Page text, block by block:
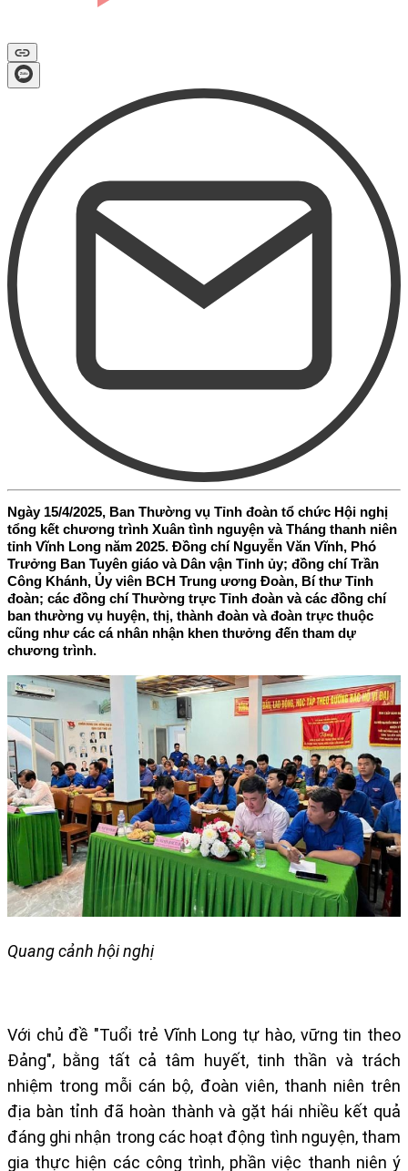
Ngày 15/4/2025, Ban Thường vụ Tỉnh đoàn tổ chức Hội nghị
tổng kết chương trình Xuân tình nguyện và Tháng thanh niên
tỉnh Vĩnh Long năm 2025. Đồng chí Nguyễn Văn Vĩnh, Phó
Trưởng Ban Tuyên giáo và Dân vận Tỉnh ủy; đồng chí Trần
Công Khánh, Ủy viên BCH Trung ương Đoàn, Bí thư Tỉnh
đoàn; các đồng chí Thường trực Tỉnh đoàn và các đồng chí
ban thường vụ huyện, thị, thành đoàn và đoàn trực thuộc
cũng như các cá nhân nhận khen thưởng đến tham dự
chương trình.
Quang cảnh hội nghị
Với chủ đề "Tuổi trẻ Vĩnh Long tự hào, vững tin theo
Đảng", bằng tất cả tâm huyết, tinh thần và trách
nhiệm trong mỗi cán bộ, đoàn viên, thanh niên trên
địa bàn tỉnh đã hoàn thành và gặt hái nhiều kết quả
đáng ghi nhận trong các hoạt động tình nguyện, tham
gia thực hiện các công trình, phần việc thanh niên ý